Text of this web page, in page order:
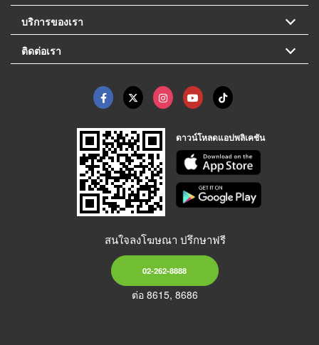
บริการของเรา
ติดต่อเรา
ดาวน์โหลดแอปพลิเคชัน
สนใจลงโฆษณา ปรึกษาฟรี
02-262-8888
ต่อ 8615, 8686